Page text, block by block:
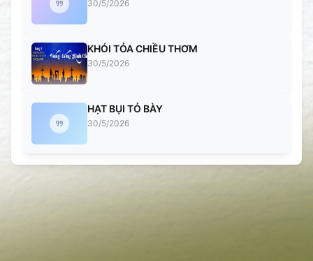
30/5/2026
KHÓI TỎA CHIỀU THƠM
30/5/2026
HẠT BỤI TỎ BÀY
30/5/2026